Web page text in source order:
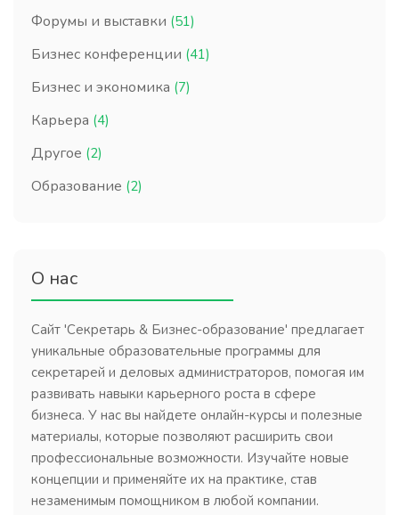
Форумы и выставки (51)
Бизнес конференции (41)
Бизнес и экономика (7)
Карьера (4)
Другое (2)
Образование (2)
О нас
Сайт 'Секретарь & Бизнес-образование' предлагает
уникальные образовательные программы для
секретарей и деловых администраторов, помогая им
развивать навыки карьерного роста в сфере
бизнеса. У нас вы найдете онлайн-курсы и полезные
материалы, которые позволяют расширить свои
профессиональные возможности. Изучайте новые
концепции и применяйте их на практике, став
незаменимым помощником в любой компании.